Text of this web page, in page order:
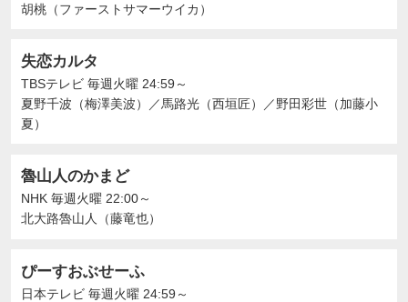
胡桃（ファーストサマーウイカ）
失恋カルタ
TBSテレビ 毎週火曜 24:59～
夏野千波（梅澤美波）
／馬路光（西垣匠） ／野田彩世（加藤小
夏）
魯山人のかまど
NHK 毎週火曜 22:00～
北大路魯山人（藤竜也）
ぴーすおぶせーふ
日本テレビ 毎週火曜 24:59～